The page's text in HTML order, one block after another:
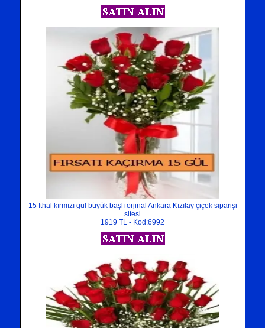
15 İthal kırmızı gül büyük başlı orjinal Ankara Kızılay çiçek siparişi
sitesi
1919 TL - Kod:6992